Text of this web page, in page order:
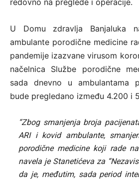
redovno na preglede i operacije.
U Domu zdravlja Banjaluka
ambulante porodične medicine
pandemije izazvane virusom
načelnica Službe porodične
sada dnevno u ambulantama
bude pregledano između 4.200 i
“Zbog smanjenja broja
ARI i kovid ambulante,
porodične medicine koji rade
navela je Stanetićeva za
da je, međutim, sada period